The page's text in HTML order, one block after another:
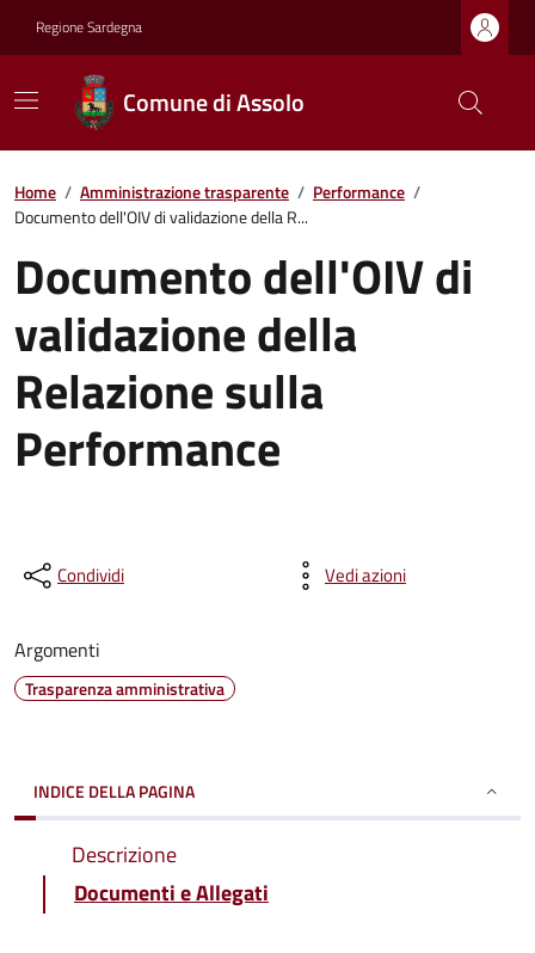
Regione Sardegna
Comune di Assolo
Home / Amministrazione trasparente / Performance /
Documento dell'OIV di validazione della R...
Documento dell'OIV di
validazione della
Relazione sulla
Performance
Condividi Vedi azioni
Argomenti
Trasparenza amministrativa
INDICE DELLA PAGINA
Descrizione
Documenti e Allegati